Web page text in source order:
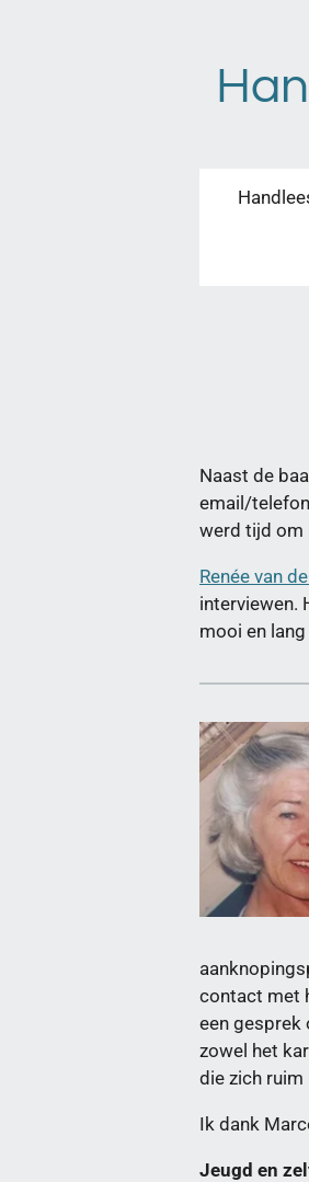
Naast de
email/
werd tijd om
Renée van
interviewen.
mooi en
contact met
een gesprek
zowel het
die zich
Ik dank
Jeugd en